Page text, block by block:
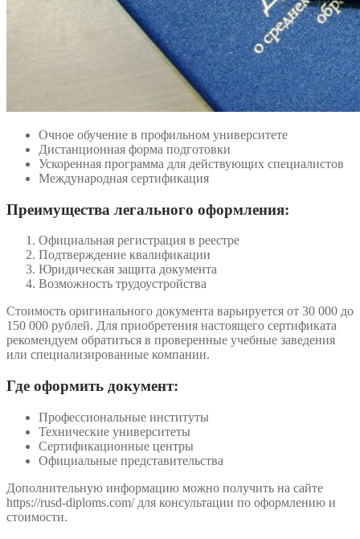
Очное обучение в профильном университете
Дистанционная форма подготовки
Ускоренная программа для действующих специалистов
Международная сертификация
Преимущества легального оформления:
Официальная регистрация в реестре
Подтверждение квалификации
Юридическая защита документа
Возможность трудоустройства
Стоимость оригинального документа варьируется от 30 000 до
150 000 рублей. Для приобретения настоящего сертификата
рекомендуем обратиться в проверенные учебные заведения
или специализированные компании.
Где оформить документ:
Профессиональные институты
Технические университеты
Сертификационные центры
Официальные представительства
Дополнительную информацию можно получить на сайте
https://rusd-diploms.com/ для консультации по оформлению и
стоимости.